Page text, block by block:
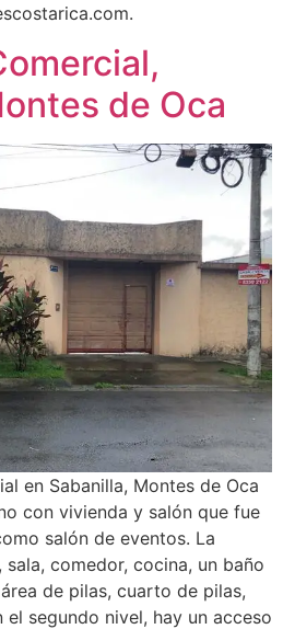
de Oca
en Sabanilla, Montes de Oca
con vivienda y salón que fue
salón de eventos. La
comedor, cocina, un baño
de pilas, cuarto de pilas,
segundo nivel, hay un acceso